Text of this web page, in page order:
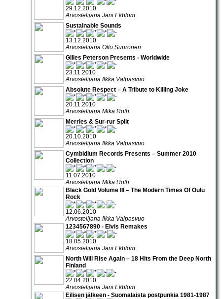
29.12.2010
Arvostelijana Jani Ekblom
Sustainable Sounds
13.12.2010
Arvostelijana Otto Suuronen
Gilles Peterson Presents - Worldwide
23.11.2010
Arvostelijana Ilkka Valpasvuo
Absolute Respect – A Tribute to Killing Joke
20.11.2010
Arvostelijana Mika Roth
Merries & Sur-rur Split
20.10.2010
Arvostelijana Ilkka Valpasvuo
Cymbidium Records Presents – Summer 2010
Collection
11.07.2010
Arvostelijana Mika Roth
Black Gold Volume III – The Modern Times Of Oulu
Rock
12.06.2010
Arvostelijana Ilkka Valpasvuo
1234567890 - Elvis Remakes
18.05.2010
Arvostelijana Jani Ekblom
North Will Rise Again ‒ 18 Hits From the Deep North
Finland
22.04.2010
Arvostelijana Jani Ekblom
Eilisen jälkeen - Suomalaista postpunkia 1981-1987